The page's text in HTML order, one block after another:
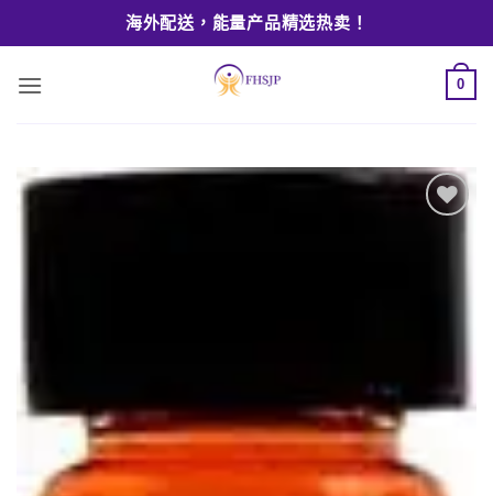
海外配送，能量产品精选热卖！
0